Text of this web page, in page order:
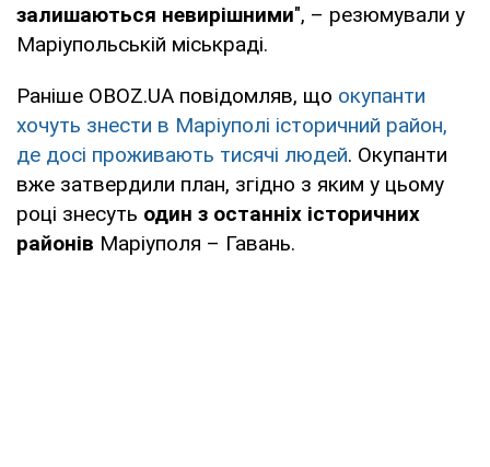
залишаються невирішними", – резюмували у
Маріупольській міськраді.
Раніше OBOZ.UA повідомляв, що окупанти
хочуть знести в Маріуполі історичний район,
де досі проживають тисячі людей. Окупанти
вже затвердили план, згідно з яким у цьому
році знесуть один з останніх історичних
районів Маріуполя – Гавань.